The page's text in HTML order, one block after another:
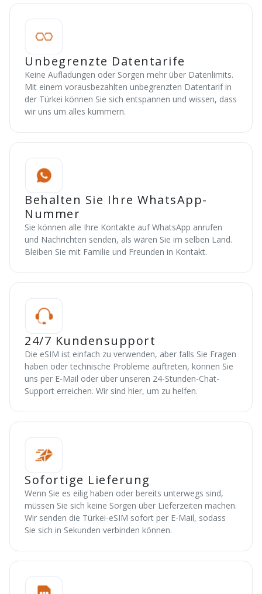
Unbegrenzte Datentarife
Keine Aufladungen oder Sorgen mehr über Datenlimits.
Mit einem vorausbezahlten unbegrenzten Datentarif in
der Türkei können Sie sich entspannen und wissen, dass
wir uns um alles kümmern.
Behalten Sie Ihre WhatsApp-
Nummer
Sie können alle Ihre Kontakte auf WhatsApp anrufen
und Nachrichten senden, als wären Sie im selben Land.
Bleiben Sie mit Familie und Freunden in Kontakt.
24/7 Kundensupport
Die eSIM ist einfach zu verwenden, aber falls Sie Fragen
haben oder technische Probleme auftreten, können Sie
uns per E-Mail oder über unseren 24-Stunden-Chat-
Support erreichen. Wir sind hier, um zu helfen.
Sofortige Lieferung
Wenn Sie es eilig haben oder bereits unterwegs sind,
müssen Sie sich keine Sorgen über Lieferzeiten machen.
Wir senden die Türkei-eSIM sofort per E-Mail, sodass
Sie sich in Sekunden verbinden können.